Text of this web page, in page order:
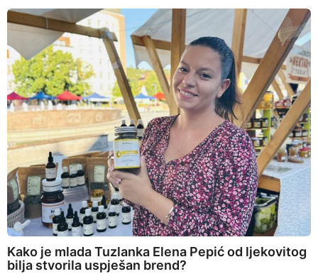
Kako je mlada Tuzlanka Elena Pepić od ljekovitog
bilja stvorila uspješan brend?